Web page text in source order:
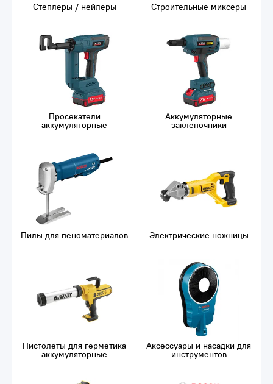
Степлеры / нейлеры Строительные миксеры
Просекатели
аккумуляторные
Аккумуляторные
заклепочники
Пилы для пеноматериалов Электрические ножницы
Пистолеты для герметика
аккумуляторные
Аксессуары и насадки для
инструментов